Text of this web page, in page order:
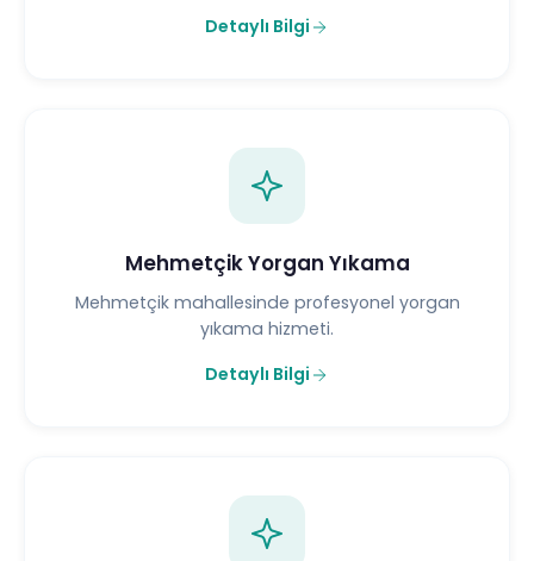
Detaylı Bilgi
Mehmetçik Yorgan Yıkama
Mehmetçik mahallesinde profesyonel yorgan
yıkama hizmeti.
Detaylı Bilgi